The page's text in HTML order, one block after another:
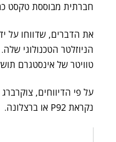
חברתית מבוססת טקסט
את הדברים, שדווחו על
הניוזלטר הטכנולוגי
טוויטר של אינסטגרם
על פי הדיווחים,
נקראת P92 או ברצלונה.